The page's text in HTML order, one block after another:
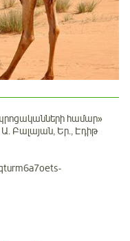
համար»
Բալայան, Եր., Էդիթ